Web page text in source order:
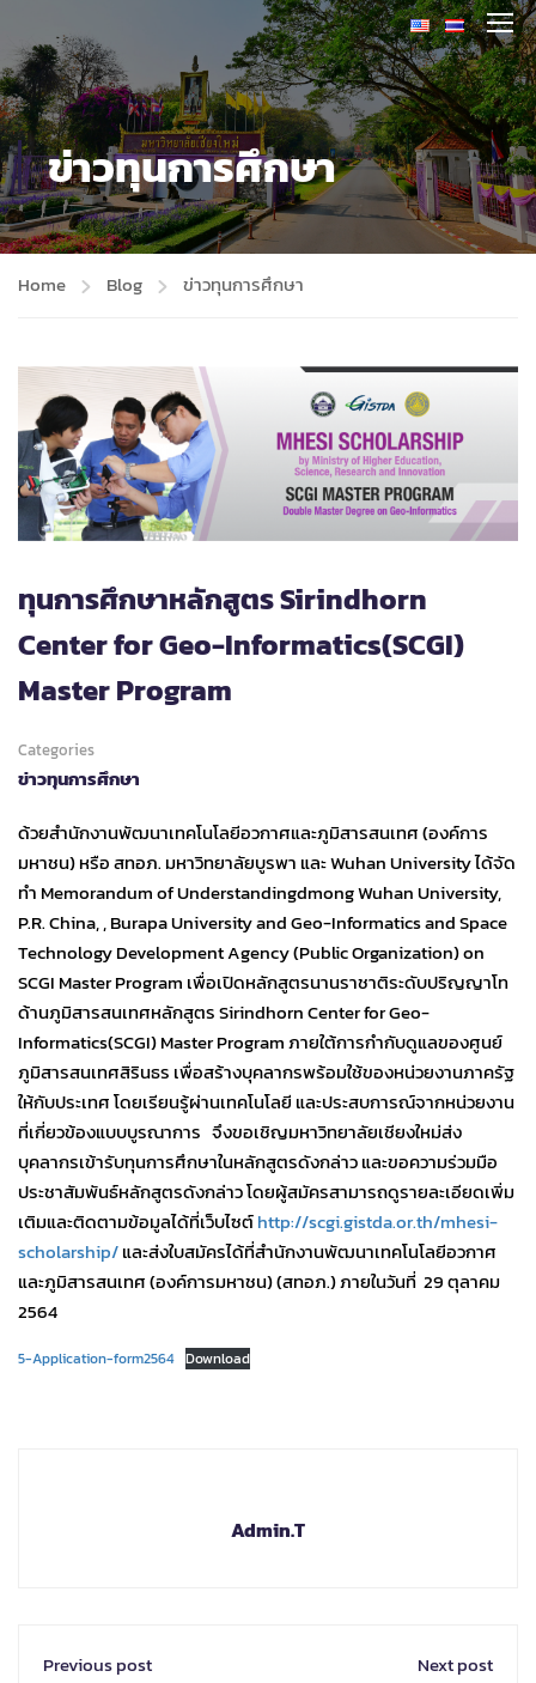
ข่าวทุนการศึกษา
Home Blog ข่าวทุนการศึกษา
ทุนการศึกษาหลักสูตร Sirindhorn
Center for Geo-Informatics(SCGI)
Master Program
Categories
ข่าวทุนการศึกษา
ด้วยสำนักงานพัฒนาเทคโนโลยีอวกาศและภูมิสารสนเทศ (องค์การ
มหาชน) หรือ สทอภ. มหาวิทยาลัยบูรพา และ Wuhan University ได้จัด
ทำ Memorandum of Understandingdmong Wuhan University,
P.R. China, , Burapa University and Geo-Informatics and Space
Technology Development Agency (Public Organization) on
SCGI Master Program เพื่อเปิดหลักสูตรนานราชาติระดับปริญญาโท
ด้านภูมิสารสนเทศหลักสูตร Sirindhorn Center for Geo-
Informatics(SCGI) Master Program ภายใต้การกำกับดูแลของศูนย์
ภูมิสารสนเทศสิรินธร เพื่อสร้างบุคลากรพร้อมใช้ของหน่วยงานภาครัฐ
ให้กับประเทศ โดยเรียนรู้ผ่านเทคโนโลยี และประสบการณ์จากหน่วยงาน
ที่เกี่ยวข้องแบบบูรณาการ จึงขอเชิญมหาวิทยาลัยเชียงใหม่ส่ง
บุคลากรเข้ารับทุนการศึกษาในหลักสูตรดังกล่าว และขอความร่วมมือ
ประชาสัมพันธ์หลักสูตรดังกล่าว โดยผู้สมัครสามารถดูรายละเอียดเพิ่ม
เติมและติดตามข้อมูลได้ที่เว็บไซต์http://scgi.gistda.or.th/mhesi-
scholarship/และส่งใบสมัครได้ที่สำนักงานพัฒนาเทคโนโลยีอวกาศ
และภูมิสารสนเทศ (องค์การมหาชน) (สทอภ.) ภายในวันที่ 29 ตุลาคม
2564
5-Application-form2564 Download
Admin.T
Previous post Next post